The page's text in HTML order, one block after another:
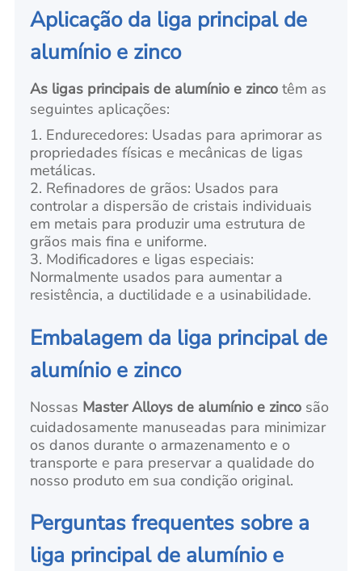
Aplicação da liga principal de
alumínio e zinco
As ligas principais de alumínio e zincotêm as
seguintes aplicações:
1. Endurecedores: Usadas para aprimorar as
propriedades físicas e mecânicas de ligas
metálicas.
2. Refinadores de grãos: Usados para
controlar a dispersão de cristais individuais
em metais para produzir uma estrutura de
grãos mais fina e uniforme.
3. Modificadores e ligas especiais:
Normalmente usados para aumentar a
resistência, a ductilidade e a usinabilidade.
Embalagem da liga principal de
alumínio e zinco
Nossas Master Alloys de alumínio e zinco são
cuidadosamente manuseadas para minimizar
os danos durante o armazenamento e o
transporte e para preservar a qualidade do
nosso produto em sua condição original.
Perguntas frequentes sobre a
liga principal de alumínio e